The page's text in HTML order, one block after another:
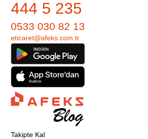
444 5 235
0533 030 82 13
eticaret@afeks.com.tr
Takipte Kal